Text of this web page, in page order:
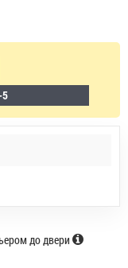
5
до двери